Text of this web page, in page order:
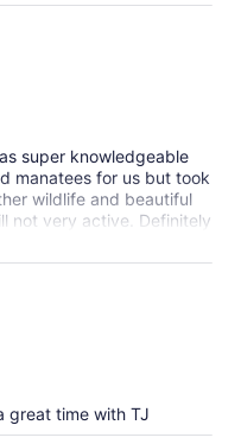
super knowledgeable
manatees for us but took
wildlife and beautiful
not very active. Definitely
in the area I would do
great time with TJ